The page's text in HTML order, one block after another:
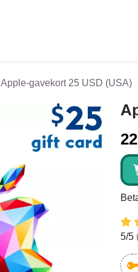
Apple-gavekort 25 USD (USA)
5/5